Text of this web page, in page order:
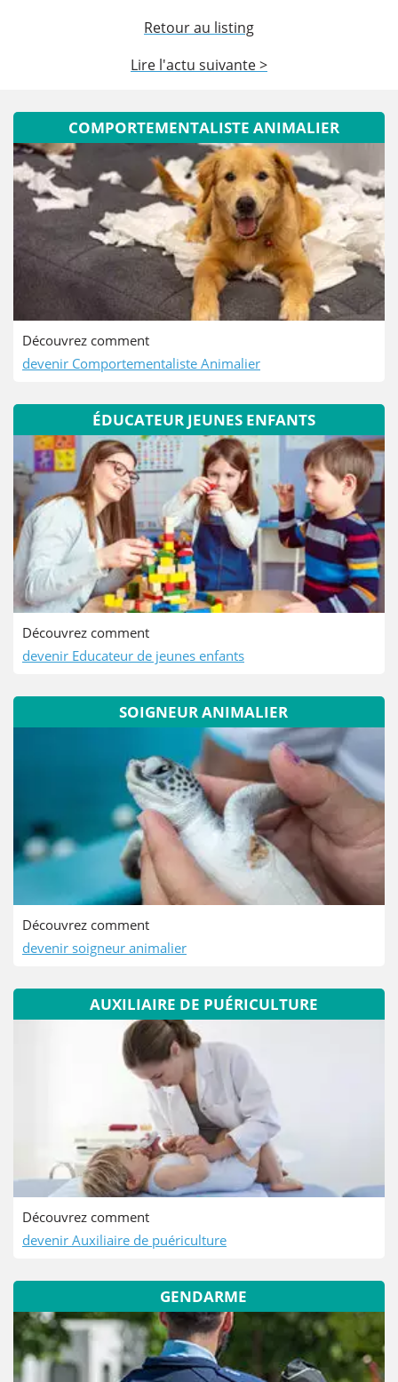
Retour au listing
Lire l'actu suivante >
COMPORTEMENTALISTE ANIMALIER
Découvrez comment
devenir Comportementaliste Animalier
ÉDUCATEUR JEUNES ENFANTS
Découvrez comment
devenir Educateur de jeunes enfants
SOIGNEUR ANIMALIER
Découvrez comment
devenir soigneur animalier
AUXILIAIRE DE PUÉRICULTURE
Découvrez comment
devenir Auxiliaire de puériculture
GENDARME